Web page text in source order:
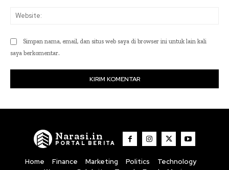
Simpan nama, email, dan situs web saya di browser ini untuk lain kali
saya berkomentar.
Narasi.in
PORTAL BERITA
Home Finance Marketing Politics
Technology